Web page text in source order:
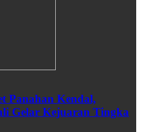
Panahan Kendal,
Gelar Kejuaran Tingka